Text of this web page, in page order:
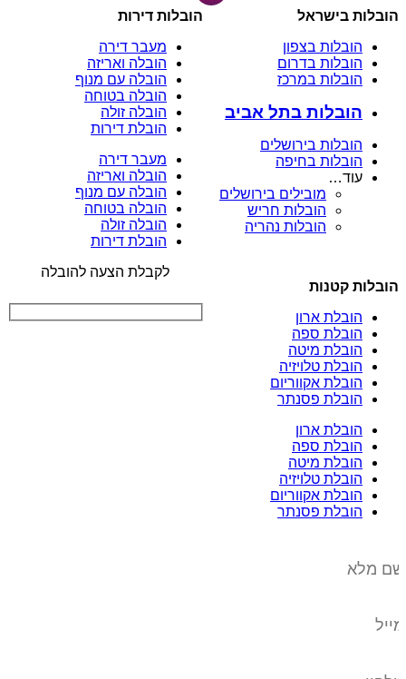
הובלות בישראל
הובלות בצפון
הובלות בדרום
הובלות במרכז
הובלות בתל אביב
הובלות בירושלים
הובלות בחיפה
עוד…
מובילים בירושלים
הובלות חריש
הובלות נהריה
הובלות דירות
מעבר דירה
הובלה ואריזה
הובלה עם מנוף
הובלה בטוחה
הובלה זולה
הובלת דירות
מעבר דירה
הובלה ואריזה
הובלה עם מנוף
הובלה בטוחה
הובלה זולה
הובלת דירות
הובלות קטנות
הובלת ארון
הובלת ספה
הובלת מיטה
הובלת טלויזיה
הובלת אקווריום
הובלת פסנתר
הובלת ארון
הובלת ספה
הובלת מיטה
הובלת טלויזיה
הובלת אקווריום
הובלת פסנתר
לקבלת הצעה להובלה